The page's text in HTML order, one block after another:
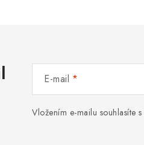
E-mail
Vložením e-mailu souhlasíte s